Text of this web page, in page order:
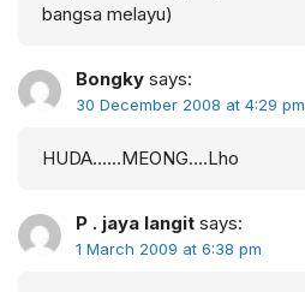
bangsa melayu)
Bongky says:
30 December 2008 at 4:29 pm
HUDA……MEONG….Lho
P . jaya langit says:
1 March 2009 at 6:38 pm